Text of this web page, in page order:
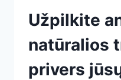
Užpilkite
natūralios
privers